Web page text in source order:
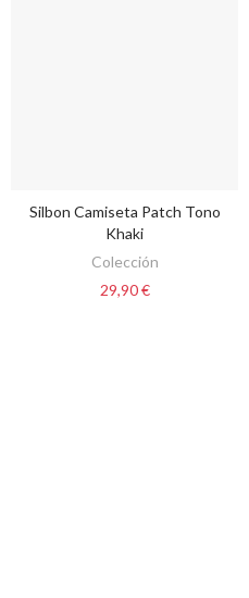
VER OPCIONES
Silbon Camiseta Patch Tono
Khaki
Colección
29,90 €